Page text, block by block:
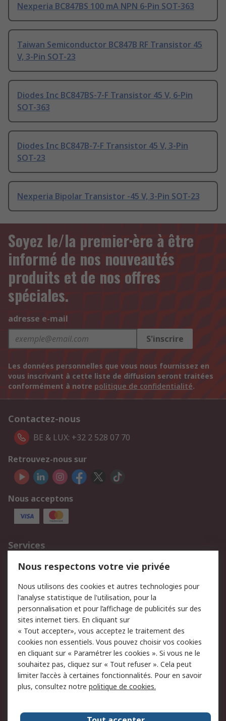
Nexperia BC847BS 100 mA NPN 6-Pin SOT-363
Taiwan Semiconductor BC847B RF Transistor 45
V, 3-Pin SOT-23
Diodes Inc BC847BS-7-F Transistor 45 V, 6-Pin
SOT-363
Diodes Inc BC847B-7-F Transistor 45 V, 3-Pin
SOT-23
Nexperia Bipolar Transistor -45 V, 3-Pin SOT-23
Soyez le/la premier·ère à être
informé de nos nouveautés
produits et de nos offres
spéciales.
adresse e-mail
S'inscrire
Les données personnelles que vous nous fournissez en
vous inscrivant à cette liste de diffusion seront traitées
conformément à notre politique de confidentialité.
Contactez-nous
BE & LUX: +32 2 528 07 70
Retrouvez-nous sur
Nous acceptons
Services
750.000 produits
2.500 marques
Retours
Support technique
Track & trace
Legal
Politique de cookies
Sécurité des e-mails
Politique de protection
des données - Mise à
jour
Conditions générales
de vente
A propos de RS
Nous respectons votre vie privée
Nous utilisons des cookies et autres technologies pour
l'analyse statistique de l'utilisation, pour la
personnalisation et pour l’affichage de publicités sur des
sites internet tiers. En cliquant sur
« Tout accepter», vous acceptez le traitement des
cookies non essentiels. Vous pouvez choisir vos cookies
en cliquant sur « Paramétrer les cookies ». Si vous ne le
souhaitez pas, cliquez sur « Tout refuser ». Cela peut
limiter l’accès à certaines fonctionnalités. Pour en savoir
plus, consultez notre politique de cookies.